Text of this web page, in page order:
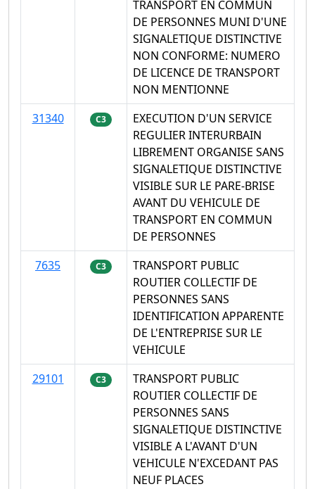
TRANSPORT EN COMMUN
DE PERSONNES MUNI D'UNE
SIGNALETIQUE DISTINCTIVE
NON CONFORME: NUMERO
DE LICENCE DE TRANSPORT
NON MENTIONNE
31340
C3
EXECUTION D'UN SERVICE
REGULIER INTERURBAIN
LIBREMENT ORGANISE SANS
SIGNALETIQUE DISTINCTIVE
VISIBLE SUR LE PARE-BRISE
AVANT DU VEHICULE DE
TRANSPORT EN COMMUN
DE PERSONNES
7635
C3
TRANSPORT PUBLIC
ROUTIER COLLECTIF DE
PERSONNES SANS
IDENTIFICATION APPARENTE
DE L'ENTREPRISE SUR LE
VEHICULE
29101
C3
TRANSPORT PUBLIC
ROUTIER COLLECTIF DE
PERSONNES SANS
SIGNALETIQUE DISTINCTIVE
VISIBLE A L'AVANT D'UN
VEHICULE N'EXCEDANT PAS
NEUF PLACES